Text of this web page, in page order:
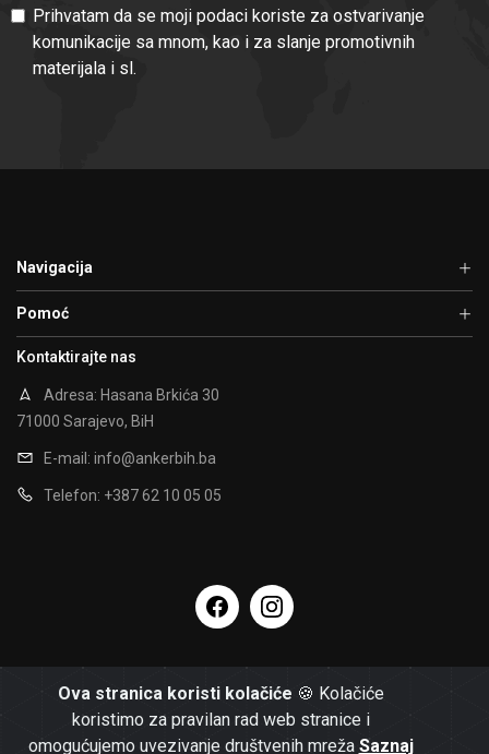
Ova stranica koristi kolačiće 🍪 Kolačiće
koristimo za pravilan rad web stranice i
omogućujemo uvezivanje društvenih mreža Saznaj
Prihvatam da se moji podaci koriste za ostvarivanje
komunikacije sa mnom, kao i za slanje promotivnih
materijala i sl.
Navigacija
Pomoć
Kontaktirajte nas
Adresa: Hasana Brkića 30
71000 Sarajevo, BiH
E-mail: info@ankerbih.ba
Telefon: +387 62 10 05 05